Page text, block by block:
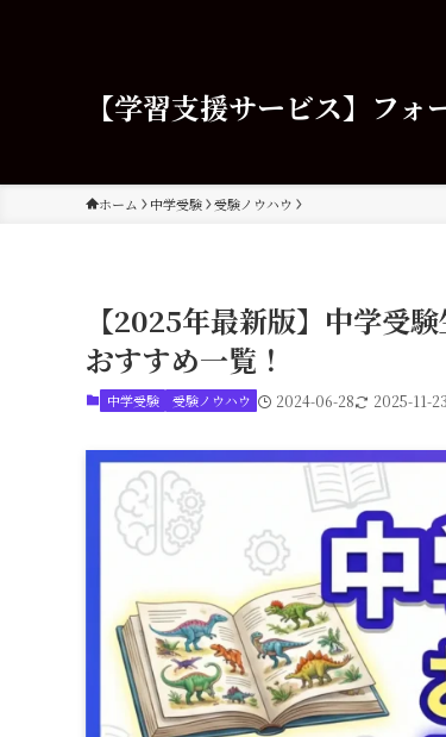
【学習支援サービス】フォ
ホーム 中学受験 受験ノウハウ
【2025年最新版】中学受
おすすめ一覧！
中学受験 受験ノウハウ 2024-06-28 2025-11-23